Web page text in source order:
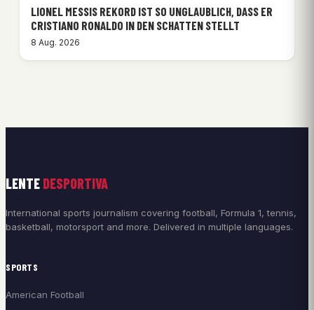
LIONEL MESSIS REKORD IST SO UNGLAUBLICH, DASS ER
CRISTIANO RONALDO IN DEN SCHATTEN STELLT
8 Aug. 2026
LENTE DESPORTIVA
International sports journalism covering football, Formula 1, tennis,
basketball, motorsport and more. Delivered in multiple languages.
SPORTS
American Football